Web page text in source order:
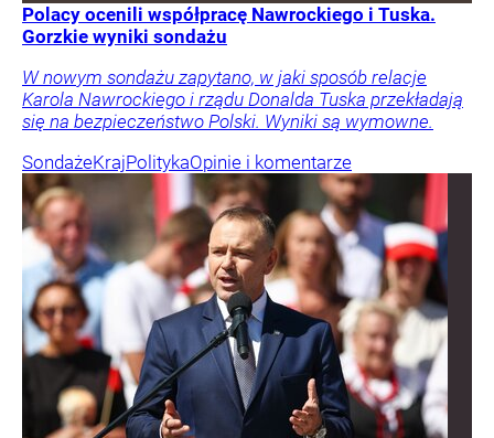
Polacy ocenili współpracę Nawrockiego i Tuska.
Gorzkie wyniki sondażu
W nowym sondażu zapytano, w jaki sposób relacje
Karola Nawrockiego i rządu Donalda Tuska przekładają
się na bezpieczeństwo Polski. Wyniki są wymowne.
SondażeKrajPolitykaOpinie i komentarze